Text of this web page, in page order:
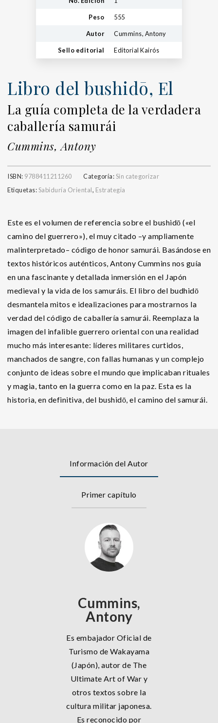
Peso 555
Autor Cummins, Antony
Sello editorial Editorial Kairós
Libro del bushidō, El
La guía completa de la verdadera
caballería samurái
Cummins, Antony
ISBN: 9788411211260 Categoría:Sin categorizar
Etiquetas:Sabiduría Oriental, Estrategia
Este es el volumen de referencia sobre el bushidō («el
camino del guerrero»), el muy citado –y ampliamente
malinterpretado– código de honor samurái. Basándose en
textos históricos auténticos, Antony Cummins nos guía
en una fascinante y detallada inmersión en el Japón
medieval y la vida de los samuráis. El libro del budhidō
desmantela mitos e idealizaciones para mostrarnos la
verdad del código de caballería samurái. Reemplaza la
imagen del infalible guerrero oriental con una realidad
mucho más interesante: líderes militares curtidos,
manchados de sangre, con fallas humanas y un complejo
conjunto de ideas sobre el mundo que implicaban rituales
y magia, tanto en la guerra como en la paz. Esta es la
historia, en definitiva, del bushidō, el camino del samurái.
Información del Autor
Primer capítulo
Cummins,
Antony
Es embajador Oficial de
Turismo de Wakayama
(Japón), autor de The
Ultimate Art of War y
otros textos sobre la
cultura militar japonesa.
Es reconocido por